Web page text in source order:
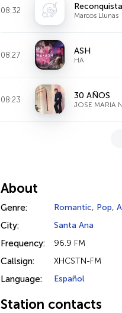
08:32
Marcos Llunas
08:27 ASH
HA
08:23 30 AÑOS
JOSE MARIA
About
Genre: Romantic, Pop,
City: Santa Ana
Frequency: 96.9 FM
Callsign: XHCSTN-FM
Language: Español
Station contacts